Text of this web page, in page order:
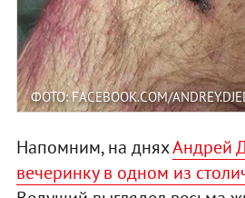
ФОТО: FACEBOOK.COM/
Напомним, на дняхАндрей
вечеринку в одном из